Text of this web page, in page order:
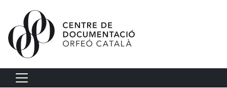
Vés al contingut
Navegació principal